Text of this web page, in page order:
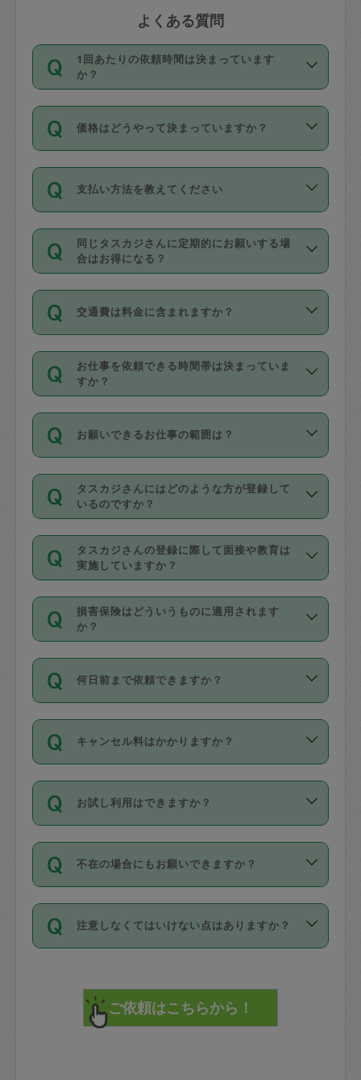
よくある質問
1回あたりの依頼時間は決まっています
か？
依頼1回につき3時間固定です。3時間を
超えて依頼したい場合は、延長機能をご
利用ください。機能をご利用いただくに
の上事前申請することが必要です。な
お、3時間を下回っても、値引き等はござ
いません。
価格はどうやって決まっていますか？
11種類の価格帯の中からタスカジさん自
身が価格を選んで設定しています。
タスカジさんの価格設定には最初は制限
があり、レビュー件数、レビューの平均
値、などで除々に設定可能な最高額が上
がっていく仕組みになっています。
支払い方法を教えてください
お支払方法はクレジットカード（Visa／
Master／JCB／AMERICAN EXPRESS／
Diners Club）のみとなります。
を行う際にご入力ください。プロフィー
ル登録時にはご入力いただかなくても大
丈夫です。
デビットカード・プリペイドカード（Vプ
リカ、au WALLETなど）は支払にはご利
銀行振込や現金払いも対応していませ
なお、タスカジさんの交通費も、依頼料
金のご請求と合わせてお支払いとなりま
動計算で表示されます。
同じタスカジさんに定期的にお願いする場
合はお得になる？
依頼には「スポット」と「定期（毎週｜
隔週）」があり、「定期」の依頼は「ス
ポット」よりお得な料金でご利用できま
す。
定期の最低利用回数は設けていない代わ
りに、一定数を超えたキャンセルは有償
（例：毎週定期の場合は３回以上のキャ
ンセルが有償（1200円、隔週定期の場合
は２回以上のキャンセルが有償（1200
交通費は料金に含まれますか？
交通費は依頼料金とは別途発生し、依頼
料金のご請求と合わせてお支払いとなり
ます。交通費の金額は「依頼の詳細」に
お仕事を依頼できる時間帯は決まっていま
すか？
時間帯は3種類あります。いずれも１回あ
たり３時間です。
・ＡＭ ９時～１２時
・ＰＭ １３時～１６時
・夜 １８時～２１時
開始時間を２時間前後変更することが可
能です。依頼送信後、個別にタスカジさ
んにメッセージを送り調整してくださ
い。ただし、２時間を越えての調整はで
時間も被らない場合、損害保険の対象外
お願いできるお仕事の範囲は？
掃除、整理収納、洗濯、買い物、料理、
作り置きです。タスカジさんによってで
きる仕事の範囲が異なりますので、依頼
する前にタスカジさんのプロフィールで
確認してください。
基本的に、高所での作業や危険作業、屋
外での作業は対象外です。
タスカジさんにはどのような方が登録して
いるのですか？
主婦として長年の家事経験をお持ちの
方、栄養士・調理師といった資格者で保
育園や学校の給食やレストランで料理関
係の専門職に従事されていた方、日本で
すでにハウスキーパーや英語の先生とし
てお仕事をしているフィリピン出身の
社員など様々なバックグラウンドの方が
登録しています。
日本語も話せる方など様々です。
ールに記載していますので、各自の得意
を依頼してください。
タスカジさんの登録に際して面接や教育は
実施していますか？
応募の際に、各自事務局との面接と説明
を行っています。その後、身分証明書の
写真提出をしていただいています。外国
確認しています。タスカジさんトレーニ
ング動画を使ったセルフトレーニングの
現場トライアルを受け、合格したタスカ
ジさんが活動されています。
※テストセンターの講評は１件目のレビュ
参考
【詳細】タスカジさんの登録に際
損害保険はどういうものに適用されます
か？
依頼者とタスカジさんとの間でタスカジ
を通して成立した作業時間内での作業に
適用されます。作業範囲は、掃除、洗
です。作業中に物を壊したり、人にけが
をさせたりした場合が対象で、補償金額
す。
写真を撮り、
詳細FAQ：
損害賠償保険について教えて
何日前まで依頼できますか？
ご依頼は、現在を起点に3日後（72時間
以降）の日時から受付可能となっていま
す。
タスカジさんへ「募集」をかけることが
可能です。
キャンセル料はかかりますか？
キャンセル料には、以下の2種類がありま
す。
1. 直前キャンセル（定期、スポット契約
共通）
72時間を超える※と、以下のキャンセル
料が発生します。
直前キャンセル料：
72時間前〜24時間前＝依頼料金の50%
お試し利用はできますか？
「お試し利用」というメニューはありま
せんが、「一回のみ」依頼を活用するこ
とによって、気に入ったタスカジさんを
まず、条件の合う気になるタスカジさ
みてください。
その後、一番気に入ったタスカジさんに
不在の場合にもお願いできますか？
不在の場合の作業はタスカジさんの同意
が必要です。数回の依頼ののち、タスカ
ジさんと依頼者の間で十分な信頼関係が
てください。
不在時に部屋に入るためにタスカジさん
注意しなくてはいけない点はありますか？
で、必ず鍵のかかるロッカーや金庫に入
れて依頼者の責任の元管理するよう心掛
けてください。